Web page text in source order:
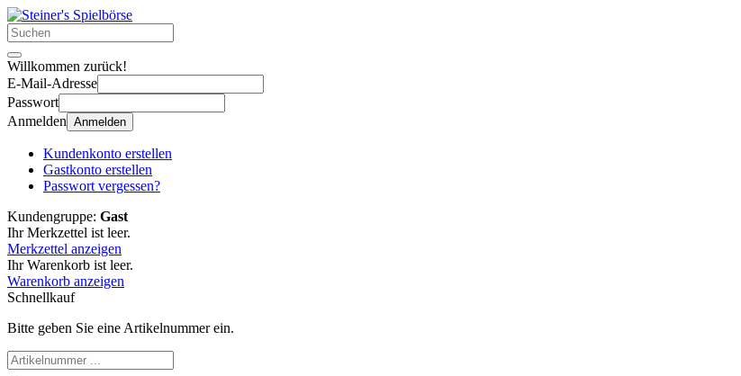
Willkommen zurück!
E-Mail-Adresse
Passwort
Anmelden Anmelden
Kundenkonto erstellen
Gastkonto erstellen
Passwort vergessen?
Kundengruppe: Gast
Ihr Merkzettel ist leer.
Merkzettel anzeigen
Ihr Warenkorb ist leer.
Warenkorb anzeigen
Schnellkauf
Bitte geben Sie eine Artikelnummer ein.